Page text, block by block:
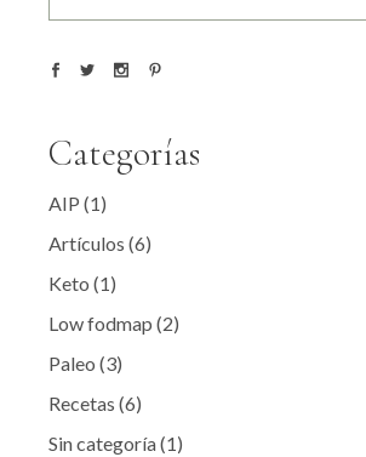
Categorías
AIP (1)
Artículos (6)
Keto (1)
Low fodmap (2)
Paleo (3)
Recetas (6)
Sin categoría(1)